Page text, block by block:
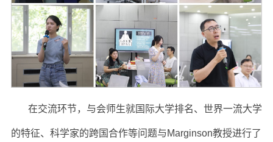
在交流环节，与会师生就国际大学排名、世界一流大学
的特征、科学家的跨国合作等问题与Marginson教授进行了